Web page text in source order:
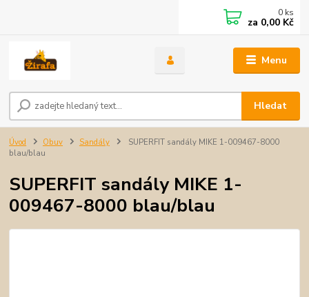
Menu
Hledat
0 ks
za 0,00 Kč
Úvod Obuv Sandály
SUPERFIT sandály MIKE 1-009467-8000
blau/blau
SUPERFIT sandály MIKE 1-
009467-8000 blau/blau